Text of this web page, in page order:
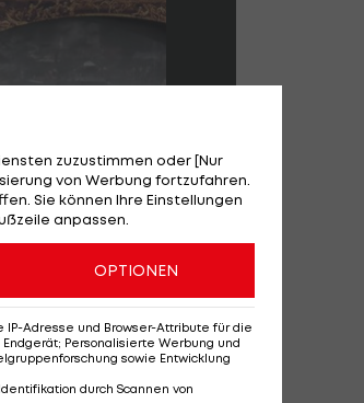
auf diverse
Schaulustigen,
zuzustimmen oder [Nur
von Werbung fortzufahren.
Sie können Ihre Einstellungen
anpassen.
OPTIONEN
Adresse und Browser-Attribute für die
Personalisierte Werbung und
sowie Entwicklung
durch Scannen von